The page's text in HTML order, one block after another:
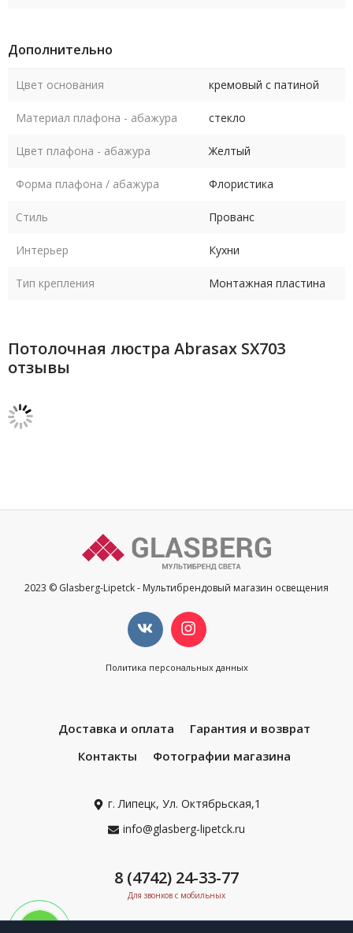
Дополнительно
Цвет основания кремовый с патиной
Материал плафона - абажура стекло
Цвет плафона - абажура Желтый
Форма плафона / абажура Флористика
Стиль Прованс
Интерьер Кухни
Тип крепления Монтажная пластина
Потолочная люстра Abrasax SX703
отзывы
2023 © Glasberg-Lipetck - Мультибрендовый магазин освещения
Политика персональных данных
Доставка и оплата
Гарантия и возврат
Контакты
Фотографии магазина
г. Липецк, Ул. Октябрьская,1
info@glasberg-lipetck.ru
8 (4742) 24-33-77
Для звонков с мобильных